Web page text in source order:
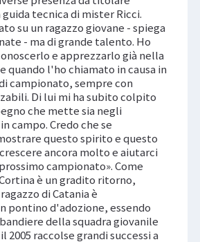
tecnica di mister Ricci.
su un ragazzo giovane - spiega
- ma di grande talento. Ho
e apprezzarlo già nella
quando l'ho chiamato in causa in
campionato, sempre con
Di lui mi ha subito colpito
che mette sia negli
campo. Credo che se
questo spirito e questo
ancora molto e aiutarci
campionato». Come
è un gradito ritorno,
di Catania è
pontino d'adozione, essendo
della squadra giovanile
2005 raccolse grandi successi a